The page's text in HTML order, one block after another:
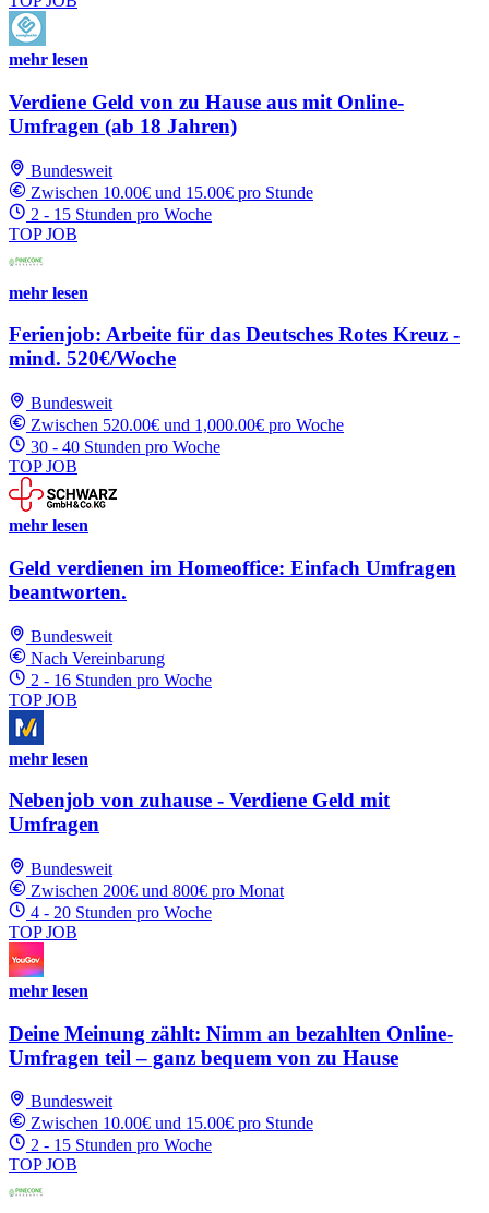
mehr lesen
Verdiene Geld von zu Hause aus mit Online-
Umfragen (ab 18 Jahren)
Bundesweit
Zwischen 10.00€ und 15.00€ pro Stunde
2 - 15 Stunden pro Woche
TOP JOB
mehr lesen
Ferienjob: Arbeite für das Deutsches Rotes Kreuz -
mind. 520€/Woche
Bundesweit
Zwischen 520.00€ und 1,000.00€ pro Woche
30 - 40 Stunden pro Woche
TOP JOB
mehr lesen
Geld verdienen im Homeoffice: Einfach Umfragen
beantworten.
Bundesweit
Nach Vereinbarung
2 - 16 Stunden pro Woche
TOP JOB
mehr lesen
Nebenjob von zuhause - Verdiene Geld mit
Umfragen
Bundesweit
Zwischen 200€ und 800€ pro Monat
4 - 20 Stunden pro Woche
TOP JOB
mehr lesen
Deine Meinung zählt: Nimm an bezahlten Online-
Umfragen teil – ganz bequem von zu Hause
Bundesweit
Zwischen 10.00€ und 15.00€ pro Stunde
2 - 15 Stunden pro Woche
TOP JOB